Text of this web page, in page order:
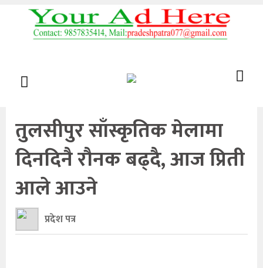
तुलसीपुर साँस्कृतिक मेलामा
दिनदिनै रौनक बढ्दै, आज प्रिती
आले आउने
प्रदेश पत्र